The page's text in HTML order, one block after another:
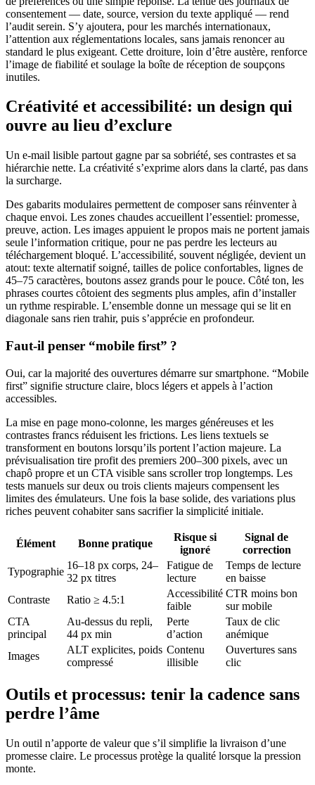
consentement — date, source, version du texte appliqué — rend
l’audit serein. S’y ajoutera, pour les marchés internationaux,
l’attention aux réglementations locales, sans jamais renoncer au
standard le plus exigeant. Cette droiture, loin d’être austère, renforce
l’image de fiabilité et soulage la boîte de réception de soupçons
inutiles.
Créativité et accessibilité: un design qui
ouvre au lieu d’exclure
Un e-mail lisible partout gagne par sa sobriété, ses contrastes et sa
hiérarchie nette. La créativité s’exprime alors dans la clarté, pas dans
la surcharge.
Des gabarits modulaires permettent de composer sans réinventer à
chaque envoi. Les zones chaudes accueillent l’essentiel: promesse,
preuve, action. Les images appuient le propos mais ne portent jamais
seule l’information critique, pour ne pas perdre les lecteurs au
téléchargement bloqué. L’accessibilité, souvent négligée, devient un
atout: texte alternatif soigné, tailles de police confortables, lignes de
45–75 caractères, boutons assez grands pour le pouce. Côté ton, les
phrases courtes côtoient des segments plus amples, afin d’installer
un rythme respirable. L’ensemble donne un message qui se lit en
diagonale sans rien trahir, puis s’apprécie en profondeur.
Faut-il penser “mobile first” ?
Oui, car la majorité des ouvertures démarre sur smartphone. “Mobile
first” signifie structure claire, blocs légers et appels à l’action
accessibles.
La mise en page mono-colonne, les marges généreuses et les
contrastes francs réduisent les frictions. Les liens textuels se
transforment en boutons lorsqu’ils portent l’action majeure. La
prévisualisation tire profit des premiers 200–300 pixels, avec un
chapô propre et un CTA visible sans scroller trop longtemps. Les
tests manuels sur deux ou trois clients majeurs compensent les
limites des émulateurs. Une fois la base solide, des variations plus
riches peuvent cohabiter sans sacrifier la simplicité initiale.
Élément Bonne pratique
Risque si
ignoré
Signal de
correction
Typographie
16–18 px corps, 24–
32 px titres
Fatigue de
lecture
Temps de lecture
en baisse
Contraste
Ratio ≥ 4.5:1
Accessibilité
faible
CTR moins bon
sur mobile
CTA
principal
Au-dessus du repli,
44 px min
Perte
d’action
Taux de clic
anémique
Images
ALT explicites, poids
compressé
Contenu
illisible
Ouvertures sans
clic
Outils et processus: tenir la cadence sans
perdre l’âme
Un outil n’apporte de valeur que s’il simplifie la livraison d’une
promesse claire. Le processus protège la qualité lorsque la pression
monte.